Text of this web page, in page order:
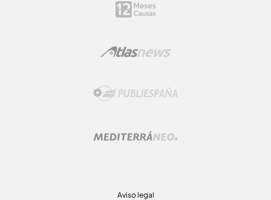
Aviso legal